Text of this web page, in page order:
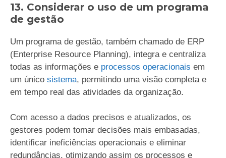
13. Considerar o uso de um programa
de gestão
Um programa de gestão, também chamado de ERP
(Enterprise Resource Planning), integra e centraliza
todas as informações e processos operacionais em
um único sistema, permitindo uma visão completa e
em tempo real das atividades da organização.
Com acesso a dados precisos e atualizados, os
gestores podem tomar decisões mais embasadas,
identificar ineficiências operacionais e eliminar
redundâncias, otimizando assim os processos e